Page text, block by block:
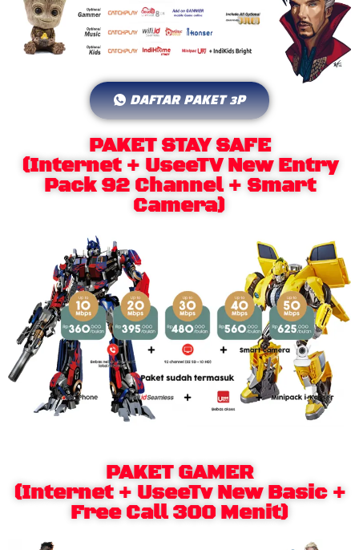
DAFTAR PAKET 3P
PAKET STAY SAFE
(Internet + UseeTV New Entry
Pack 92 Channel + Smart
Camera)
PAKET GAMER
(Internet + UseeTv New Basic +
Free Call 300 Menit)